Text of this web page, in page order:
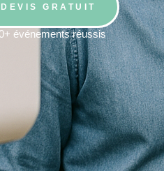
GRATUIT
événements réussis